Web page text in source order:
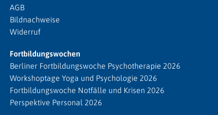
AGB
Bildnachweise
Widerruf
Fortbildungswochen
Berliner Fortbildungswoche Psychotherapie 2026
Workshoptage Yoga und Psychologie 2026
Fortbildungswoche Notfälle und Krisen 2026
Perspektive Personal 2026